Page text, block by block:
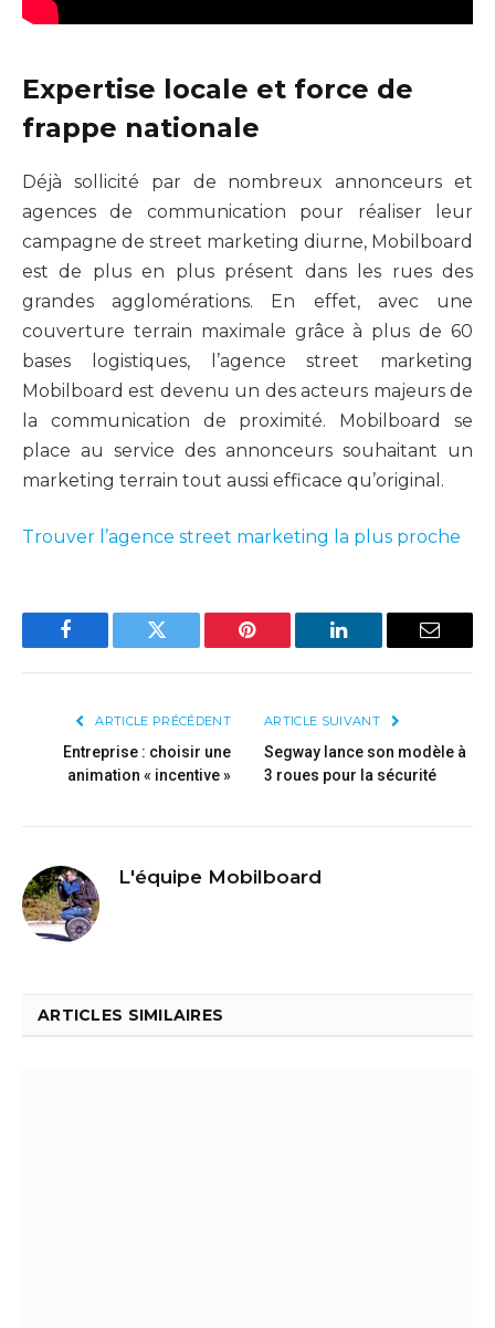
Expertise locale et force de
frappe nationale
Déjà sollicité par de nombreux annonceurs et
agences de communication pour réaliser leur
campagne de street marketing diurne, Mobilboard
est de plus en plus présent dans les rues des
grandes agglomérations. En effet, avec une
couverture terrain maximale grâce à plus de 60
bases logistiques, l’agence street marketing
Mobilboard est devenu un des acteurs majeurs de
la communication de proximité. Mobilboard se
place au service des annonceurs souhaitant un
marketing terrain tout aussi efficace qu’original.
Trouver l’agence street marketing la plus proche
Facebook Twitter Pinterest LinkedIn Email
ARTICLE PRÉCÉDENT
Entreprise : choisir une
animation « incentive »
ARTICLE SUIVANT
Segway lance son modèle à
3 roues pour la sécurité
L'équipe Mobilboard
ARTICLES SIMILAIRES